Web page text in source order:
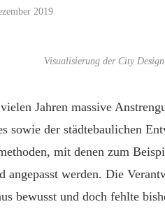
2019
Visualisierung der City
Jahren massive
sowie der städtebaulichen
mit denen zum
angepasst werden. Die
bewusst und doch fehlte